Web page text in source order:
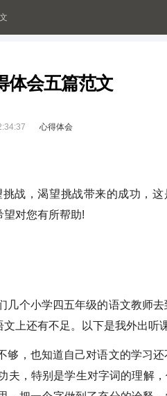
体会五篇范文
心得体会
战，渴望挑战带来的成功，
对您有所帮助!
个小学四五年级的语文教师去
上还有不足。以下是我外出听
，也知道自己对语文的学习
，特别是学生对字词的理解，